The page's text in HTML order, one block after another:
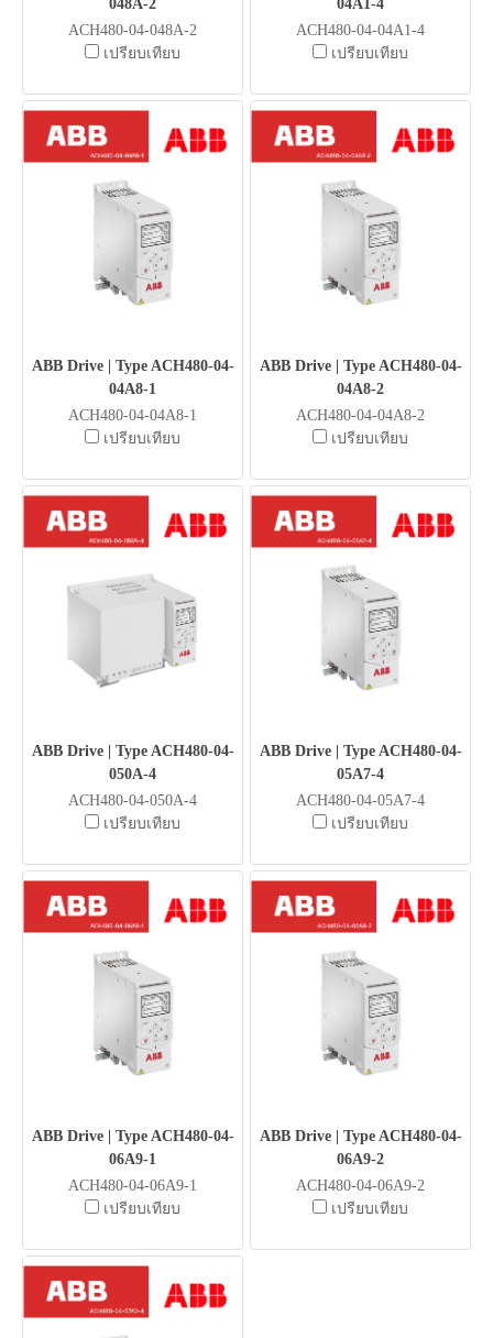
048A-2
ACH480-04-048A-2
เปรียบเทียบ
04A1-4
ACH480-04-04A1-4
เปรียบเทียบ
ABB Drive | Type ACH480-04-
04A8-1
ACH480-04-04A8-1
เปรียบเทียบ
ABB Drive | Type ACH480-04-
04A8-2
ACH480-04-04A8-2
เปรียบเทียบ
ABB Drive | Type ACH480-04-
050A-4
ACH480-04-050A-4
เปรียบเทียบ
ABB Drive | Type ACH480-04-
05A7-4
ACH480-04-05A7-4
เปรียบเทียบ
ABB Drive | Type ACH480-04-
06A9-1
ACH480-04-06A9-1
เปรียบเทียบ
ABB Drive | Type ACH480-04-
06A9-2
ACH480-04-06A9-2
เปรียบเทียบ